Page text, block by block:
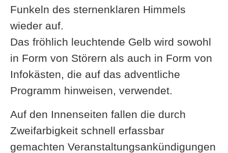
Funkeln des sternenklaren Himmels
wieder auf.
Das fröhlich leuchtende Gelb wird sowohl
in Form von Störern als auch in Form von
Infokästen, die auf das adventliche
Programm hinweisen, verwendet.
Auf den Innenseiten fallen die durch
Zweifarbigkeit schnell erfassbar
gemachten Veranstaltungsankündigungen